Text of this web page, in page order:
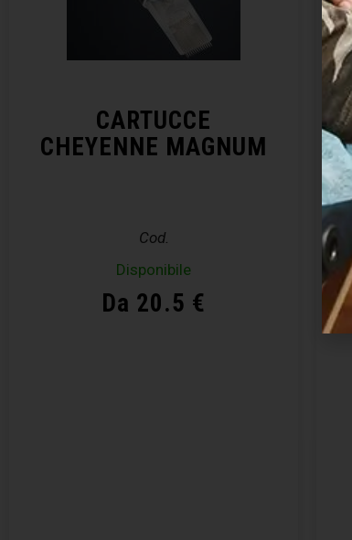
CARTUCCE
CHEYENNE MAGNUM
Cod.
Disponibile
Da 20.5 €